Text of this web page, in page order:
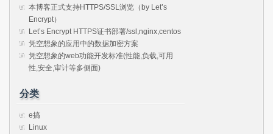
本博客正式支持HTTPS/SSL浏览（by Let’s
Encrypt）
Let’s Encrypt HTTPS证书部署/ssl,nginx,centos
凭空想象的应用中的数据加密方案
凭空想象的web功能开发标准(性能,负载,可用
性,安全,审计等多侧面)
分类
e搞
Linux